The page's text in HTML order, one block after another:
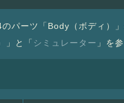
パーツ「Body（ボディ）
」と「 シミュレーター 」を